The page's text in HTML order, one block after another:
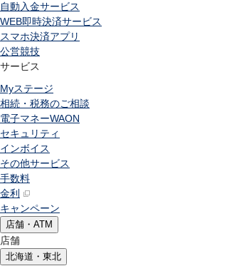
自動入金サービス
WEB即時決済サービス
スマホ決済アプリ
公営競技
サービス
Myステージ
相続・税務のご相談
電子マネーWAON
セキュリティ
インボイス
その他サービス
手数料
金利
キャンペーン
店舗・ATM
店舗
北海道・東北